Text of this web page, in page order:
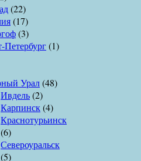
(22)
(17)
(3)
Петербург(1)
Урал(48)
Ивдель(2)
Карпинск(4)
Краснотурьинск
(6)
Североуральск
(5)